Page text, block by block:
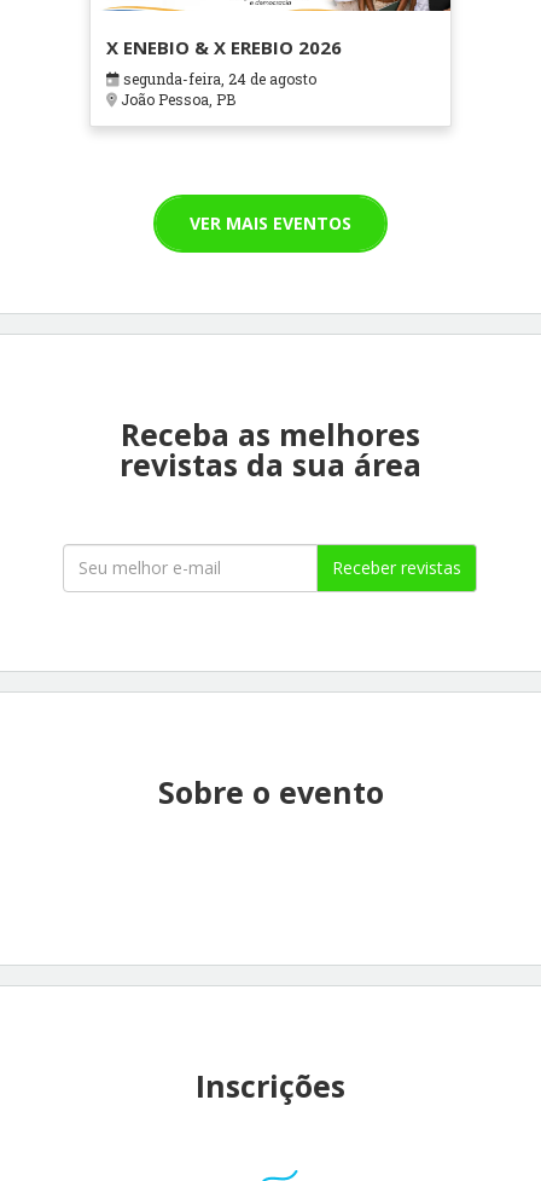
X ENEBIO & X EREBIO 2026
segunda-feira, 24 de agosto
João Pessoa, PB
VER MAIS EVENTOS
Receba as melhores
revistas da sua área
Receber revistas
Sobre o evento
Inscrições